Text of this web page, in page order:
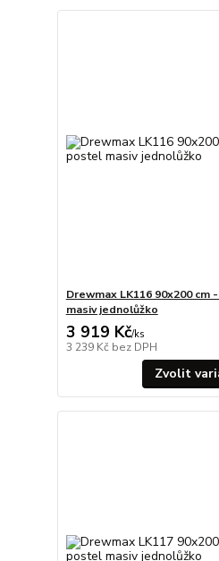
Drewmax LK116 90x200
masiv jednolůžko
3 919 Kč/ks
3 239 Kč bez DPH
Zvolit